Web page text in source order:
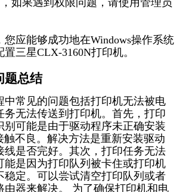
如果遇到权限问题，请使用管理员
您应能够成功地在Windows操作系统
三星CLX-3160N打印机。
题总结
中常见的问题包括打印机无法被电
务无法传送到打印机。首先，打印
别可能是由于驱动程序未正确安装
触不良。解决方法是重新安装驱动
线是否完好。其次，打印任务无法
能是因为打印队列被卡住或打印机
稳定。可以尝试清空打印队列或者
由器来解决。 为了确保打印机和电